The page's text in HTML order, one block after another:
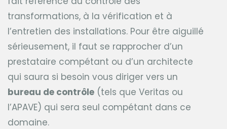
transformations, à la vérification et à
l’entretien des installations. Pour être aiguillé
sérieusement, il faut se rapprocher d’un
prestataire compétant ou d’un architecte
qui saura si besoin vous diriger vers un
bureau de contrôle (tels que Veritas ou
l’APAVE) qui sera seul compétant dans ce
domaine.